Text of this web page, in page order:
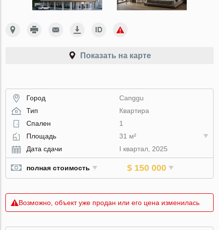
Показать на карте
Город
Canggu
Тип
Квартира
Спален
1
Площадь
31 м²
Дата сдачи
I квартал, 2025
полная стоимость $ 150 000
Возможно, объект уже продан или его цена изменилась